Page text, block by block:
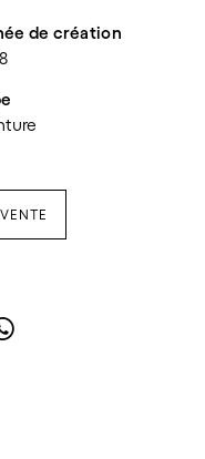
de création